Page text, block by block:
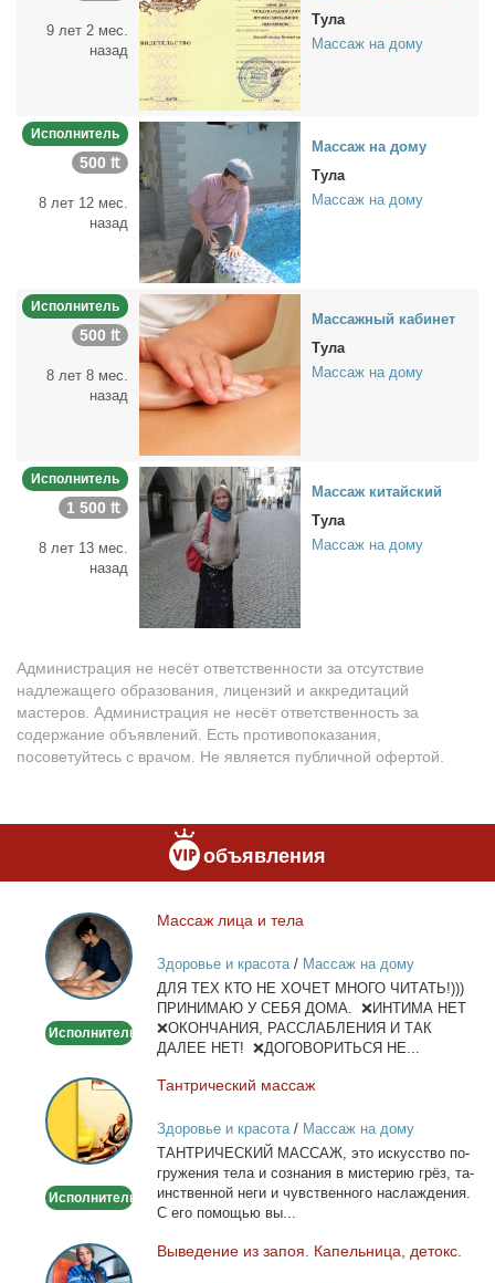
9 лет 2 мес.
назад
Тула
Массаж на дому
Исполнитель
500 ₶
8 лет 12 мес.
назад
Мас­саж на до­му
Тула
Массаж на дому
Исполнитель
500 ₶
8 лет 8 мес.
назад
Мас­саж­ный ка­бинет
Тула
Массаж на дому
Исполнитель
1 500 ₶
8 лет 13 мес.
назад
Мас­саж ки­тай­ский
Тула
Массаж на дому
Администрация не несёт ответственности за отсутствие
надлежащего образования, лицензий и аккредитаций
мастеров. Администрация не несёт ответственность за
содержание объявлений. Есть противопоказания,
посоветуйтесь с врачом. Не является публичной офертой.
объявления
Массаж
лица
и
тела
Исполнитель
Мас­саж ли­ца и те­ла
Здоровье и красота/ Массаж на дому
ДЛЯ ТЕХ КТО НЕ ХОЧЕТ МНОГО ЧИТАТЬ!)))
ПРИНИМАЮ У СЕБЯ ДОМА. ❌ИНТИМА НЕТ
❌ОКОНЧАНИЯ, РАССЛАБЛЕНИЯ И ТАК
ДАЛЕЕ НЕТ! ❌ДОГОВОРИТЬСЯ НЕ...
Тантрический
массаж
Исполнитель
Тан­три­че­ский мас­саж
Здоровье и красота/ Массаж на дому
ТАНТРИЧЕСКИЙ МАССАЖ, это ис­кус­ство по­
гру­же­ния те­ла и со­зна­ния в ми­сте­рию грёз, та­
ин­ствен­ной неги и чув­ствен­но­го на­сла­жде­ния.
С его по­мо­щью вы...
Выведение
из
Вы­ве­де­ние из за­поя. Ка­пель­ни­ца, де­токс.